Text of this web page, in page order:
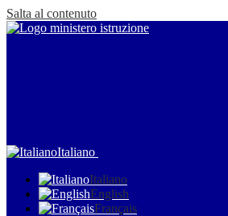
Salta al contenuto
Italiano
Italiano
English
Français